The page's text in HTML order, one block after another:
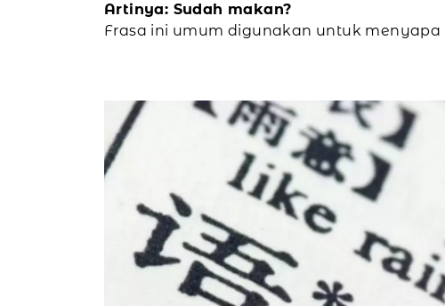
Artinya: Sudah makan?
Frasa ini umum digunakan untuk